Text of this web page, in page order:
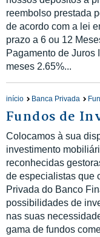
reembolso prestada
de acordo com a lei
prazo a 6 ou 12
Pagamento de Juros
meses 2.65%...
início Banca Privada
Fundos de
Colocamos à sua
investimento
reconhecidas
de especialistas que
Privada do Banco
possibilidades de
nas suas
gama de fundos